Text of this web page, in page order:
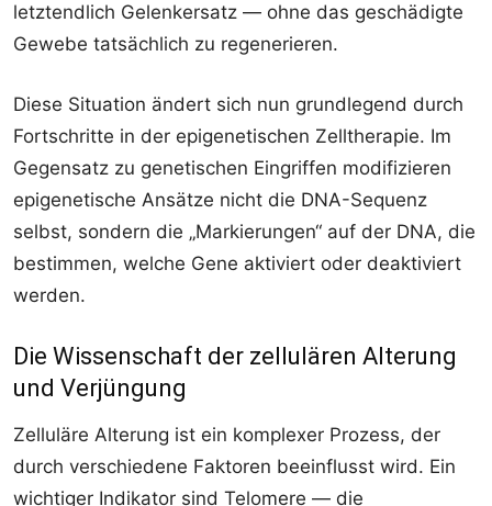
letztendlich Gelenkersatz — ohne das geschädigte
Gewebe tatsächlich zu regenerieren.
Diese Situation ändert sich nun grundlegend durch
Fortschritte in der epigenetischen Zelltherapie. Im
Gegensatz zu genetischen Eingriffen modifizieren
epigenetische Ansätze nicht die DNA-Sequenz
selbst, sondern die „Markierungen“ auf der DNA, die
bestimmen, welche Gene aktiviert oder deaktiviert
werden.
Die Wissenschaft der zellulären Alterung
und Verjüngung
Zelluläre Alterung ist ein komplexer Prozess, der
durch verschiedene Faktoren beeinflusst wird. Ein
wichtiger Indikator sind Telomere — die